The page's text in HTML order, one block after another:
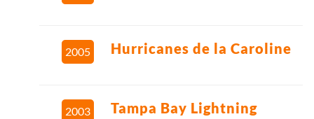
2005 Hurricanes de la Caroline
2003 Tampa Bay Lightning